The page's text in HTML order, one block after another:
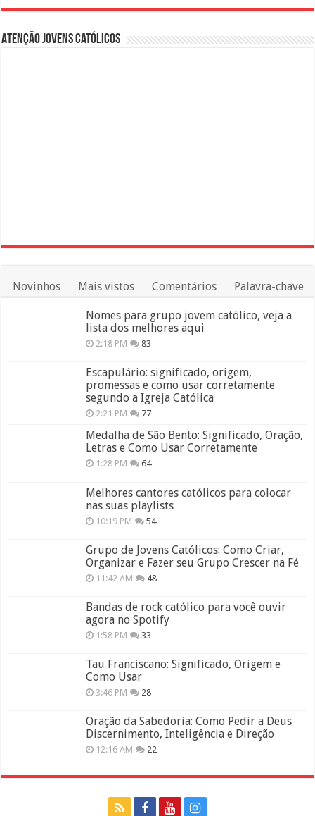
Atenção Jovens Católicos
Novinhos Mais vistos Comentários Palavra-chave
Nomes para grupo jovem católico, veja a
lista dos melhores aqui
2:18 PM 83
Escapulário: significado, origem,
promessas e como usar corretamente
segundo a Igreja Católica
2:21 PM 77
Medalha de São Bento: Significado, Oração,
Letras e Como Usar Corretamente
1:28 PM 64
Melhores cantores católicos para colocar
nas suas playlists
10:19 PM 54
Grupo de Jovens Católicos: Como Criar,
Organizar e Fazer seu Grupo Crescer na Fé
11:42 AM 48
Bandas de rock católico para você ouvir
agora no Spotify
1:58 PM 33
Tau Franciscano: Significado, Origem e
Como Usar
3:46 PM 28
Oração da Sabedoria: Como Pedir a Deus
Discernimento, Inteligência e Direção
12:16 AM 22